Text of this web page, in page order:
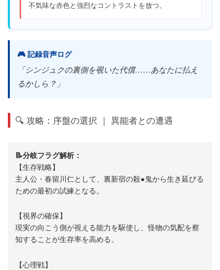
不気味な赤色と強烈なコントラストを放つ。
🎮 記録音声ログ
「シンジュクの裏側を覗いた代償……あなたに払え
るかしら？」
🔍 攻略：序盤の選択 ｜ 異能者との遭遇
📝分岐フラグ解析：
【生存戦略】
主人公・春留川仁として、裏新宿の殺●鬼から生き延びる
ための最初の試練となる。
【視界の確保】
現実の向こう側が視える能力を駆使し、怪物の気配を察
知することが生存率を高める。
【心理戦】